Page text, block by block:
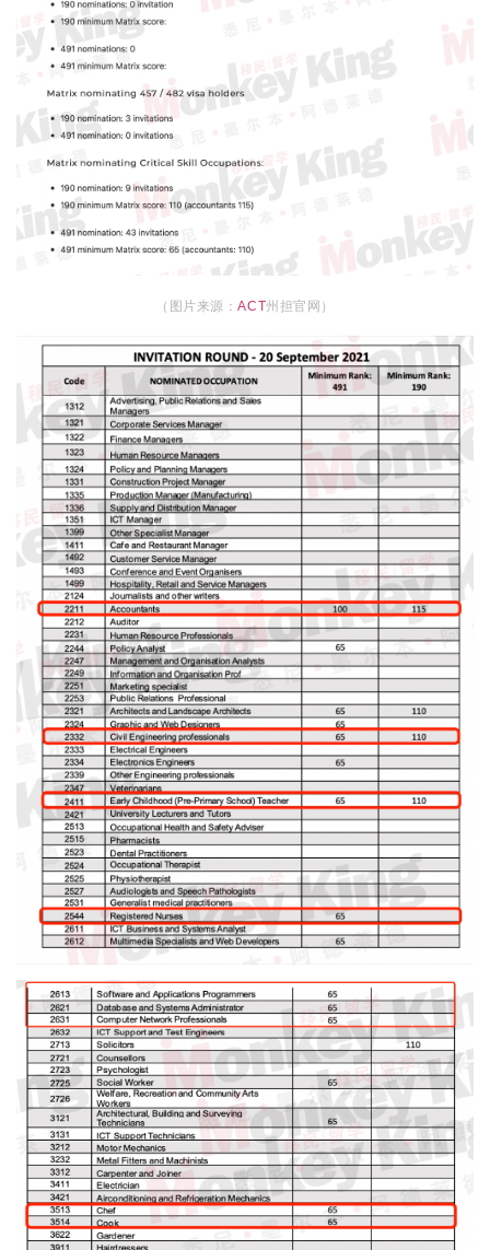
（图片来源：ACT州担官网）